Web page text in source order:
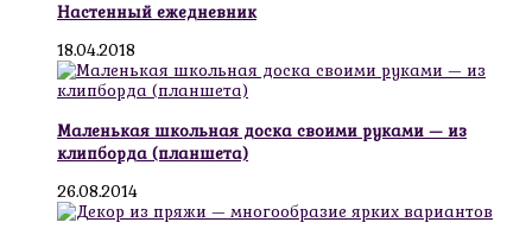
Настенный ежедневник
18.04.2018
Маленькая школьная доска своими руками — из
клипборда (планшета)
26.08.2014